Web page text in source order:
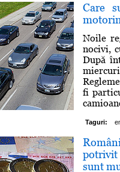
Care
Noile
nocivi,
După
fi
Taguri:
potrivit
sunt